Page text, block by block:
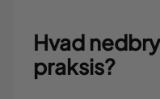
Hvad
praksis?